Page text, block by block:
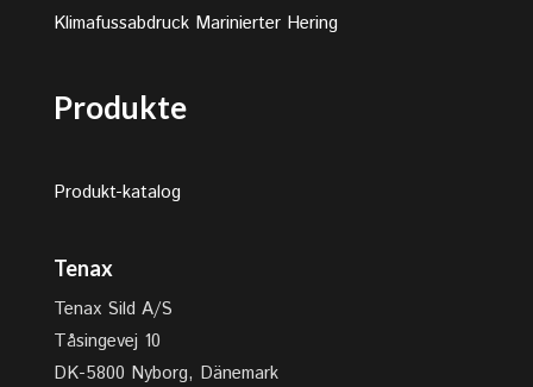
Klimafussabdruck Marinierter Hering
Produkte
Produkt-katalog
Tenax
Tenax Sild A/S
Tåsingevej 10
DK-5800 Nyborg, Dänemark